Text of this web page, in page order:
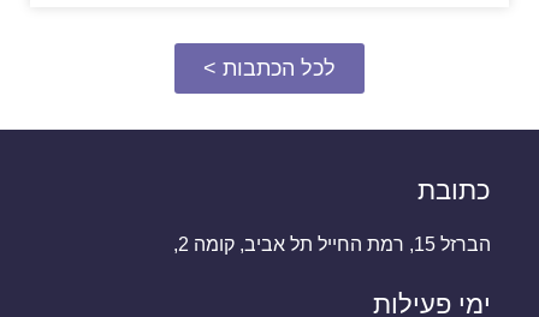
לכל הכתבות >
כתובת
הברזל 15, רמת החייל תל אביב, קומה 2,
ימי פעילות